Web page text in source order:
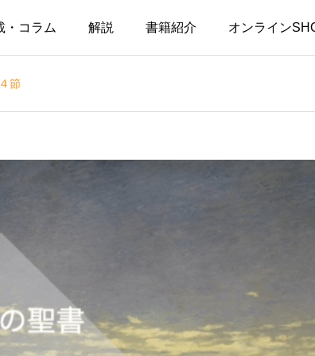
・コラム 解説 書籍紹介 オンライン
節